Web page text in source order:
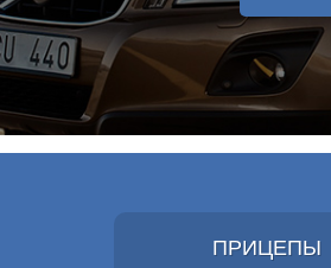
ПРИЦЕПЫ